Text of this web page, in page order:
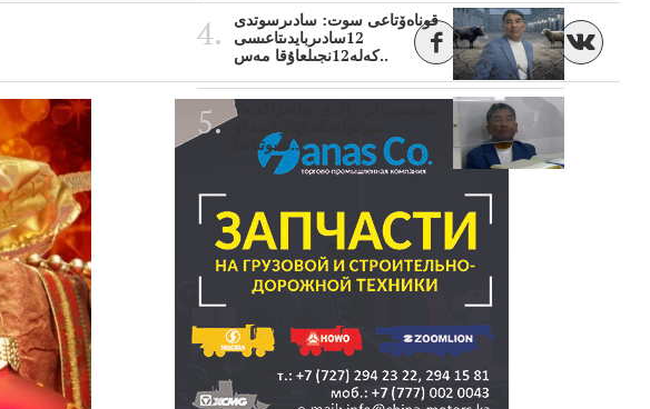
قوناەۆتاعى سوت: سادىرسوتدى
12سادىربايدىتاعىسى
كەلە12نجىلعاۇقا مەس..
سۋبسيديالار زاڭدى تولەنزاڭدىە؟
تسوتتاعىا..